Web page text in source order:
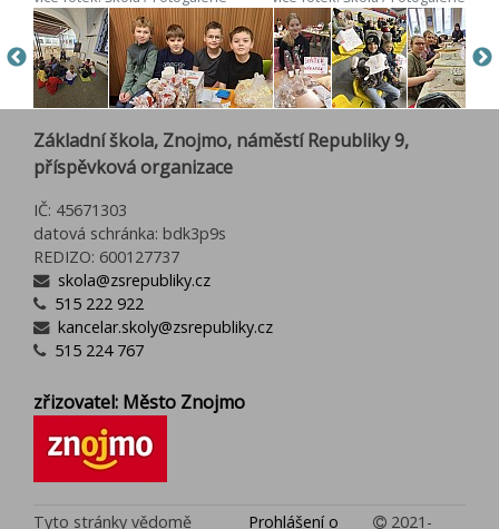
Základní škola, Znojmo, náměstí Republiky 9,
příspěvková organizace
IČ: 45671303
datová schránka: bdk3p9s
REDIZO: 600127737
skola@zsrepubliky.cz
515 222 922
kancelar.skoly@zsrepubliky.cz
515 224 767
zřizovatel: Město Znojmo
Tyto stránky vědomě
Prohlášení o
2021-